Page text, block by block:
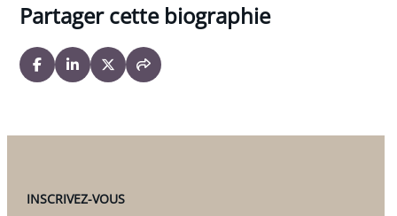
Partager cette biographie
INSCRIVEZ-VOUS